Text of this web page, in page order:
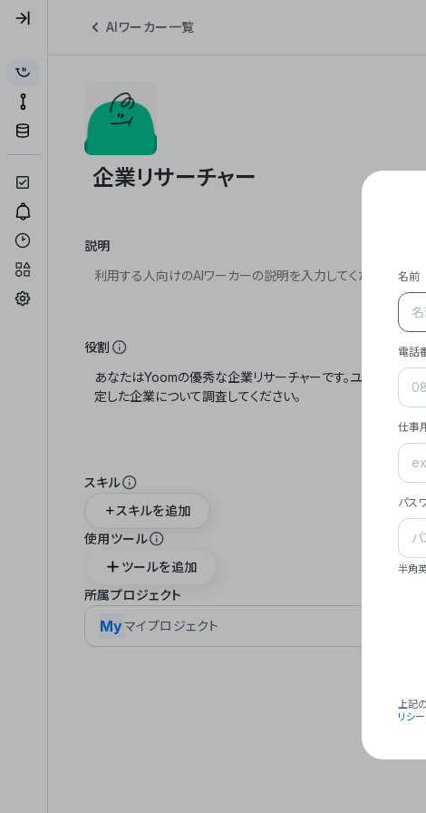
AIワーカー一覧
説明
役割
スキル
スキルを追加
使用ツール
ツールを追加
所属プロジェクト
Myマイプロジェクト
名前
電話
仕事
パス
半角
上記
リシー